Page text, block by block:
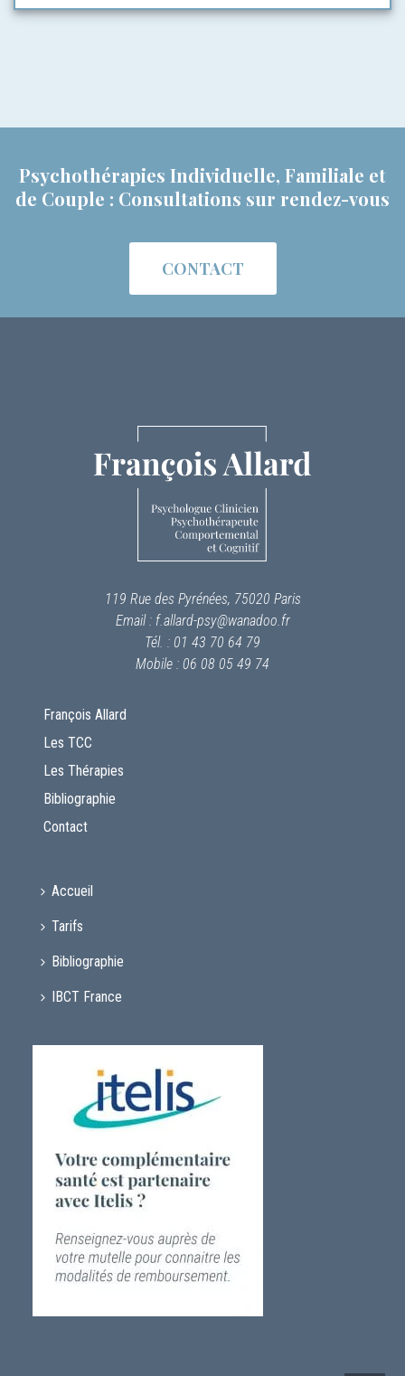
Psychothérapies Individuelle, Familiale et
de Couple : Consultations sur rendez-vous
CONTACT
119 Rue des Pyrénées, 75020 Paris
Email : f.allard-psy@wanadoo.fr
Tél. : 01 43 70 64 79
Mobile : 06 08 05 49 74
François Allard
Les TCC
Les Thérapies
Bibliographie
Contact
Accueil
Tarifs
Bibliographie
IBCT France